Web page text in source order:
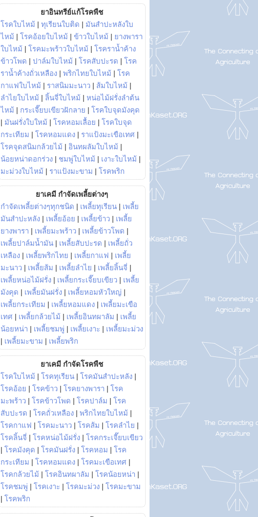
ยาอินทรีย์แก้โรคพืช
โรคใบไหม้ | ทุเรียนใบติด | มันสำปะหลังใบ
ไหม้ | โรคอ้อยใบไหม้ | ข้าวใบไหม้ | ยางพารา
ใบไหม้ | โรคมะพร้าวใบไหม้ | โรคราน้ำค้าง
ข้าวโพด | ปาล์มใบไหม้ | โรคสับปะรด | โรค
ราน้ำค้างถั่วเหลือง | พริกไทยใบไหม้ | โรค
กาแฟใบไหม้ | ราสนิมมะนาว | ส้มใบไหม้ |
ลำไยใบไหม้ | ลิ้นจี่ใบไหม้ | หน่อไม้ฝรั่งลำต้น
ไหม้ | กระเจี๊ยบเขียวฝักลาย | โรคใบจุดมังคุด
| มันฝรั่งใบใหม้ | โรคหอมเลื้อย | โรคใบจุด
กระเทียม | โรคหอมแดง | ราแป้งมะเขือเทศ |
โรคจุดสนิมกล้วยไม้ | อินทผลัมใบไหม้ |
น้อยหน่าดอกร่วง | ชมพู่ใบไหม้ | เงาะใบไหม้ |
มะม่วงใบไหม้ | ราแป้งมะขาม | โรคพริก
ยาเคมี กำจัดเพลี้ยต่างๆ
กำจัดเพลี้ยต่างๆทุกชนิด | เพลี้ยทุเรียน | เพลี้ย
มันสำปะหลัง | เพลี้ยอ้อย | เพลี้ยข้าว | เพลี้ย
ยางพารา | เพลี้ยมะพร้าว | เพลี้ยข้าวโพด |
เพลี้ยปาล์มน้ำมัน | เพลี้ยสับปะรด | เพลี้ยถั่ว
เหลือง | เพลี้ยพริกไทย | เพลี้ยกาแฟ | เพลี้ย
มะนาว | เพลี้ยส้ม | เพลี้ยลำไย | เพลี้ยลิ้นจี่ |
เพลี้ยหน่อไม้ฝรั่ง | เพลี้ยกระเจี๊ยบเขียว | เพลี้ย
มังคุด | เพลี้ยมันฝรั่ง | เพลี้ยหอมหัวใหญ่ |
เพลี้ยกระเทียม | เพลี้ยหอมแดง | เพลี้ยมะเขือ
เทศ | เพลี้ยกล้วยไม้ | เพลี้ยอินทผาลัม | เพลี้ย
น้อยหน่า | เพลี้ยชมพู่ | เพลี้ยเงาะ | เพลี้ยมะม่วง
| เพลี้ยมะขาม | เพลี้ยพริก
ยาเคมี กำจัดโรคพืช
โรคใบไหม้ | โรคทุเรียน | โรคมันสำปะหลัง |
โรคอ้อย | โรคข้าว | โรคยางพารา | โรค
มะพร้าว | โรคข้าวโพด | โรคปาล์ม | โรค
สับปะรด | โรคถั่วเหลือง | พริกไทยใบไหม้ |
โรคกาแฟ | โรคมะนาว | โรคส้ม | โรคลำไย |
โรคลิ้นจี่ | โรคหน่อไม้ฝรั่ง | โรคกระเจี๊ยบเขียว
| โรคมังคุด | โรคมันฝรั่ง | โรคหอม | โรค
กระเทียม | โรคหอมแดง | โรคมะเขือเทศ |
โรคกล้วยไม้ | โรคอินทผาลัม | โรคน้อยหน่า |
โรคชมพู่ | โรคเงาะ | โรคมะม่วง | โรคมะขาม
| โรคพริก